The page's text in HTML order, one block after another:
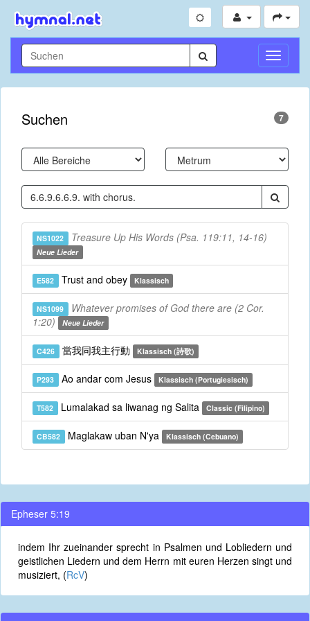
Suchen 7
NS1022 Treasure Up His Words (Psa. 119:11, 14-16)
Neue Lieder
E582 Trust and obey Klassisch
NS1099
Whatever promises of God there are (2 Cor.
1:20)
Neue Lieder
C426 當我同我主行動 Klassisch (詩歌)
P293 Ao andar com Jesus Klassisch (Portugiesisch)
T582 Lumalakad sa liwanag ng Salita Classic (Filipino)
CB582 Maglakaw uban N'ya Klassisch (Cebuano)
Epheser 5:19
indem Ihr zueinander sprecht in Psalmen und Lobliedern und
geistlichen Liedern und dem Herrn mit euren Herzen singt und
musiziert, (RcV)